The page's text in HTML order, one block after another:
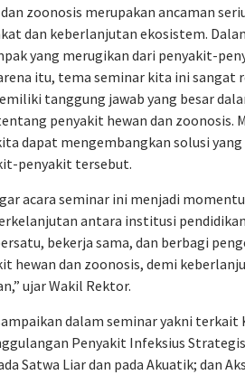
zoonosis merupakan ancaman
dan keberlanjutan ekosistem.
yang merugikan dari penyakit-
itu, tema seminar kita ini sangat
tanggung jawab yang besar
penyakit hewan dan zoonosis.
dapat mengembangkan solusi
penyakit tersebut.
acara seminar ini menjadi
antara institusi
bekerja sama, dan berbagi
hewan dan zoonosis, demi
ujar Wakil Rektor.
dalam seminar yakni
Penyakit Infeksius
Satwa Liar dan pada Akuatik; dan